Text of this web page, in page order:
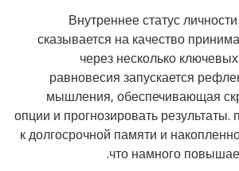
Внутреннее статус
сказывается на качество
через несколько
равновесия запускается
мышления, обеспечивающая
опции и прогнозировать результаты.
к долгосрочной памяти и
что намного